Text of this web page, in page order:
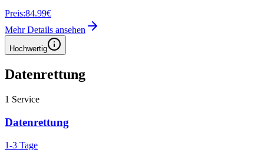
Preis:84.99€
Mehr Details ansehen
Hochwertig
Datenrettung
1 Service
Datenrettung
1-3 Tage